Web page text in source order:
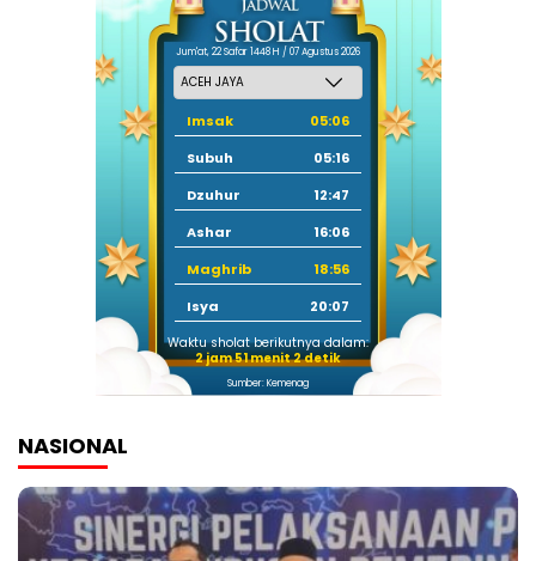
Jum'at, 22 Safar 1448 H / 07 Agustus 2026
Imsak
05:06
Subuh
05:16
Dzuhur
12:47
Ashar
16:06
Maghrib
18:56
Isya
20:07
Waktu sholat berikutnya dalam:
2 jam 51 menit 1 detik
Sumber: Kemenag
NASIONAL